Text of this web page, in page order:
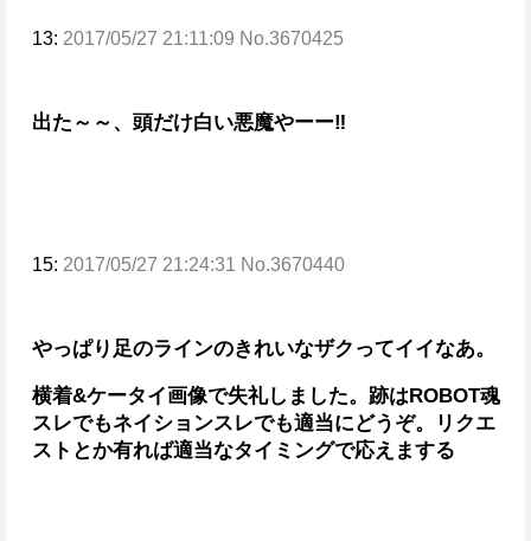
13: 2017/05/27 21:11:09 No.3670425
出た～～、頭だけ白い悪魔やーー‼
15: 2017/05/27 21:24:31 No.3670440
やっぱり足のラインのきれいなザクってイイなあ。
横着&ケータイ画像で失礼しました。 跡はROBOT魂
スレでもネイションスレでも適当にどうぞ。
リクエ
ストとか有れば適当なタイミングで応えまする